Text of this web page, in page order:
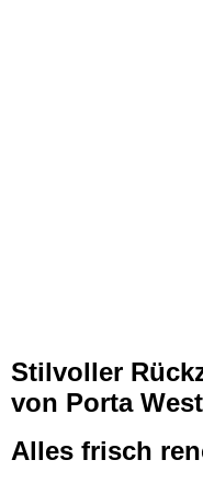
Stilvoller
von Porta
Alles frisch